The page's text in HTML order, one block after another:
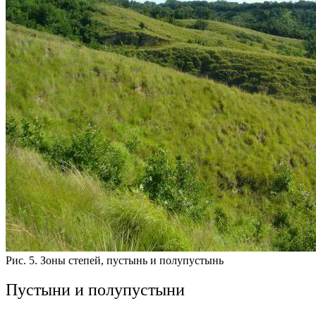
Рис. 5. Зоны степей, пустынь и полупустынь
Пустыни и полупустыни